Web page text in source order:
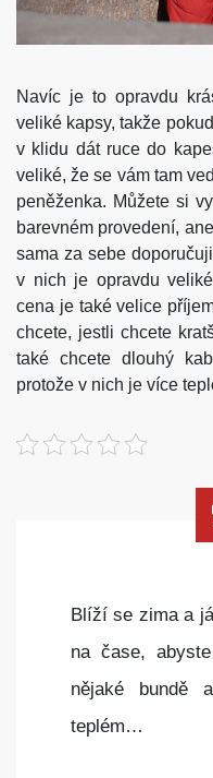
Navíc je to opravdu
veliké kapsy, takže
v klidu dát ruce do
veliké, že se vám tam
peněženka. Můžete si
barevném provedení,
sama za sebe
v nich je opravdu
cena je také velice
chcete, jestli chcete
také chcete dlouhý
protože v nich je více
Blíží se zima a
na čase,
nějaké bundě
teplém…